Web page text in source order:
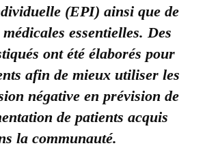
(EPI) ainsi que de
essentielles. Des
ont été élaborés pour
afin de mieux utiliser les
négative en prévision de
de patients acquis
la communauté.